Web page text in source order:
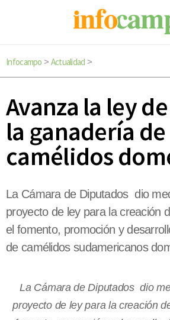
Infocampo > Actualidad >
Avanza la ley
la ganadería de
camélidos
La Cámara de Diputados dio
proyecto de ley para la creación
el fomento, promoción y
de camélidos sudamericanos
La Cámara de Diputados dio
proyecto de ley para la creación